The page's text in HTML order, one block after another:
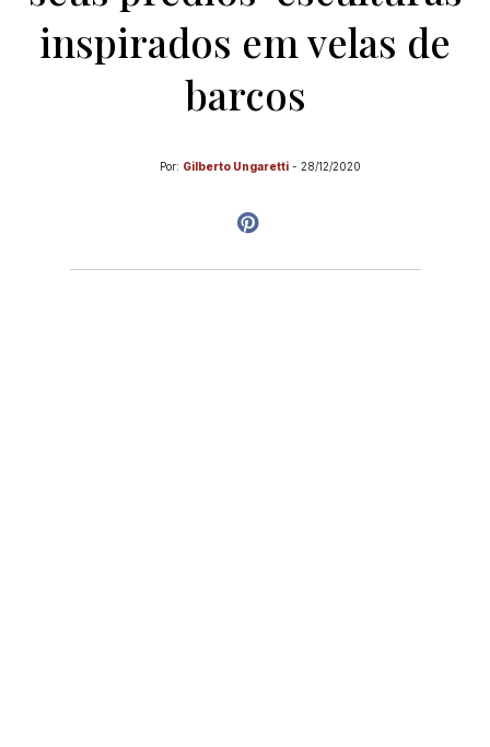
inspirados em velas de
barcos
Por: Gilberto Ungaretti - 28/12/2020